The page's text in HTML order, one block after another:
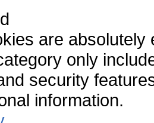
are
only
security
information.